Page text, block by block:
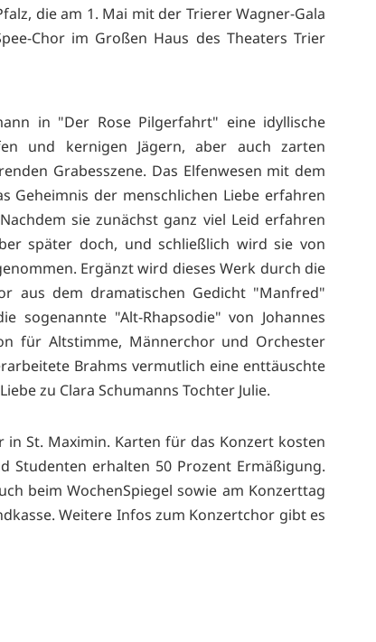
die am 1. Mai mit der Trierer Wagner-Gala
Chor im Großen Haus des Theaters Trier
in "Der Rose Pilgerfahrt" eine idyllische
und kernigen Jägern, aber auch zarten
Grabesszene. Das Elfenwesen mit dem
Geheimnis der menschlichen Liebe erfahren
sie zunächst ganz viel Leid erfahren
später doch, und schließlich wird sie von
Ergänzt wird dieses Werk durch die
aus dem dramatischen Gedicht "Manfred"
sogenannte "Alt-Rhapsodie" von Johannes
für Altstimme, Männerchor und Orchester
Brahms vermutlich eine enttäuschte
zu Clara Schumanns Tochter Julie.
in St. Maximin. Karten für das Konzert kosten
Studenten erhalten 50 Prozent Ermäßigung.
beimWochenSpiegel sowie am Konzerttag
Weitere Infos zum Konzertchor gibt es